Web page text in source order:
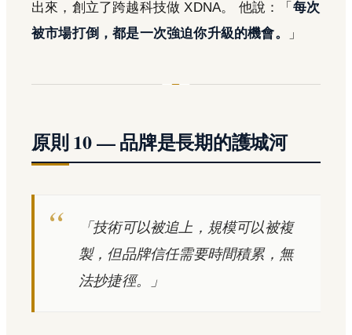
出來，創立了跨越科技做 XDNA。 他說：「 每次
被市場打倒，都是一次強迫你升級的機會。
」
原則 10 — 品牌是長期的護城河
「技術可以被追上，規模可以被複
製，但品牌信任需要時間積累，無
法抄捷徑。」